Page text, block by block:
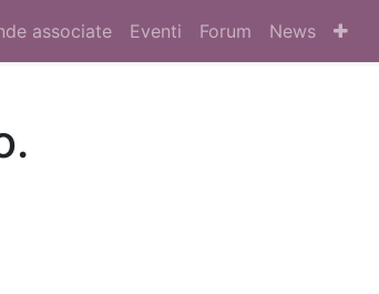
associate Eventi Forum News